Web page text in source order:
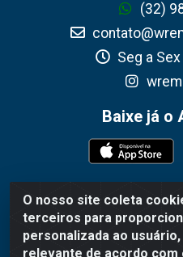
O nosso site coleta
terceiros para
personalizada ao
relevante de acordo
(32)
Seg a
Baixe já o
WR Embalagens - R. Cel.
Grogotó - Barbacena /